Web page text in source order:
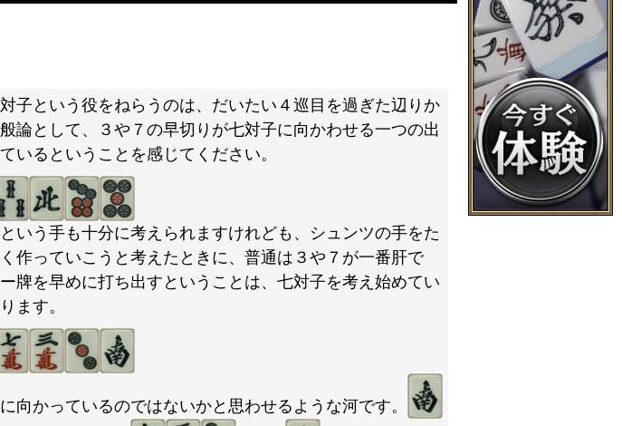
子という役をねらうのは、だいたい４巡目を過ぎた辺りか
論として、３や７の早切りが七対子に向かわせる一つの出
いるということを感じてください。
いう手も十分に考えられますけれども、シュンツの手をた
作っていこうと考えたときに、普通は３や７が一番肝で
牌を早めに打ち出すということは、七対子を考え始めてい
ます。
向かっているのではないかと思わせるような河です。